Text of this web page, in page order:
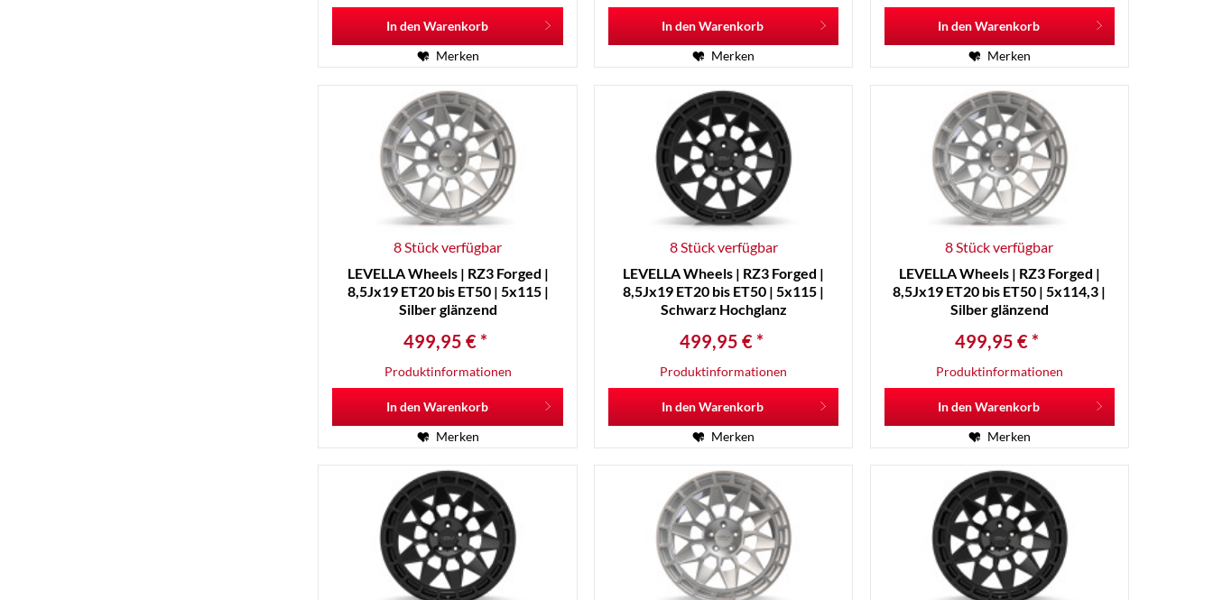
In den Warenkorb
Merken
In denWarenkorb
Merken
In denWarenkorb
Merken
8 Stück verfügbar
LEVELLA Wheels | RZ3 Forged |
8,5Jx19 ET20 bis ET50 | 5x115 |
Silber glänzend
499,95 € *
Produktinformationen
In den Warenkorb
Merken
8 Stück verfügbar
LEVELLA Wheels | RZ3 Forged |
8,5Jx19 ET20 bis ET50 | 5x115 |
Schwarz Hochglanz
499,95 € *
Produktinformationen
In denWarenkorb
Merken
8 Stück verfügbar
LEVELLA Wheels | RZ3 Forged |
8,5Jx19 ET20 bis ET50 | 5x114,3 |
Silber glänzend
499,95 € *
Produktinformationen
In denWarenkorb
Merken